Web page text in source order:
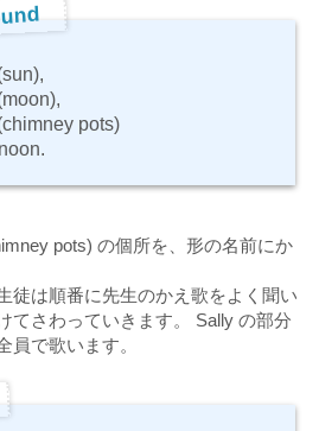
pots)
pots) の個所を、形の名前にか
徒は順番に先生のかえ歌をよく聞い
てさわっていきます。 Sally の部分
員で歌います。